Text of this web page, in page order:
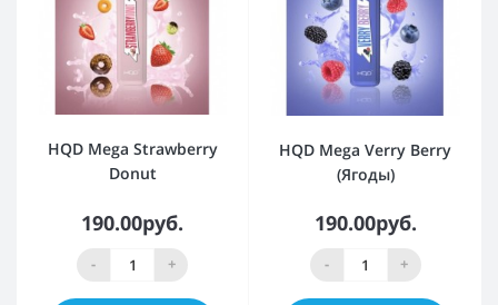
HQD Mega Strawberry
Donut
190.00руб.
- +
HQD Mega Verry Berry
(Ягоды)
190.00руб.
- +